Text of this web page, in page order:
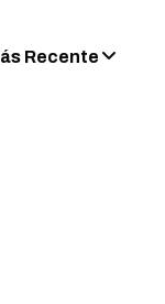
Recente